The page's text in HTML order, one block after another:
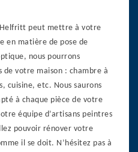
peut mettre à votre
en matière de pose de
nous pourrons
votre maison : chambre à
cuisine, etc. Nous saurons
à chaque pièce de votre
équipe d’artisans peintres
pouvoir rénover votre
il se doit. N’hésitez pas à